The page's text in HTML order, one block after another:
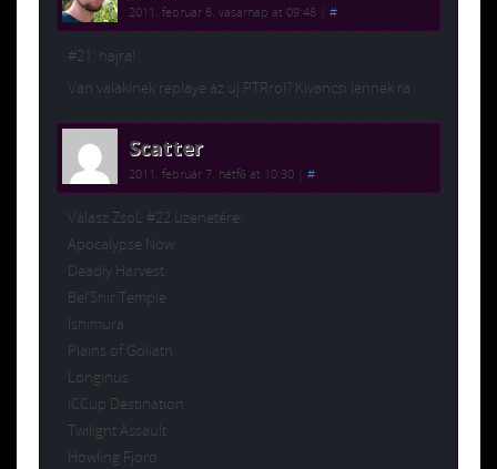
2011. február 6. vasárnap at 09:46 #
#21: hajra!
Van valakinek replaye az uj PTRrol? Kivancsi lennek ra
Scatter
2011. február 7. hétfő at 10:30 #
Válasz ZsoL #22 üzenetére:
Apocalypse Now
Deadly Harvest
Bel’Shir Temple
Ishimura
Plains of Goliath
Longinus
iCCup Destination
Twilight Assault
Howling Fjord